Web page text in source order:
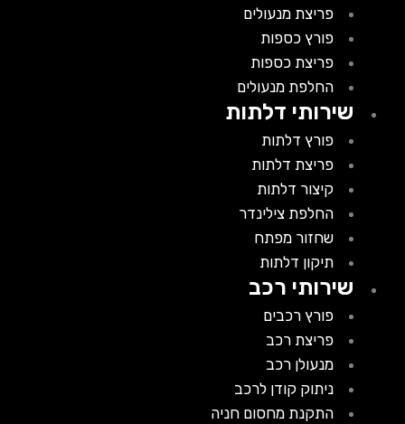
פריצת מנעולים
פורץ כספות
פריצת כספות
החלפת מנעולים
שירותי דלתות
פורץ דלתות
פריצת דלתות
קיצור דלתות
החלפת צילינדר
שחזור מפתח
תיקון דלתות
שירותי רכב
פורץ רכבים
פריצת רכב
מנעולן רכב
ניתוק קודן לרכב
התקנת מחסום חניה